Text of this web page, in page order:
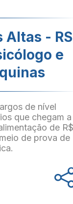
Altas - RS
e
de nível
que chegam a
de
de prova de